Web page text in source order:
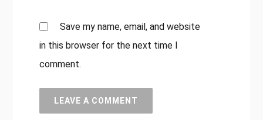
Save my name, email, and website
in this browser for the next time I
comment.